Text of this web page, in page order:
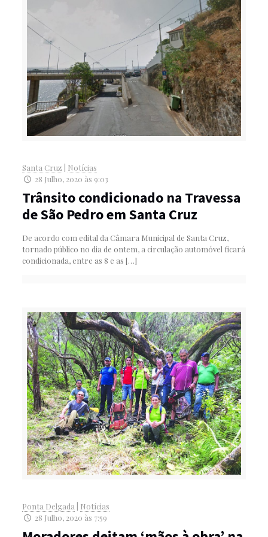
Santa Cruz
Notícias
28 Julho, 2020 às 9:03
Trânsito condicionado na Travessa
de São Pedro em Santa Cruz
De acordo com edital da Câmara Municipal de Santa Cruz,
tornado público no dia de ontem, a circulação automóvel ficará
condicionada, entre as 8 e as […]
Ponta Delgada
Notícias
28 Julho, 2020 às 7:59